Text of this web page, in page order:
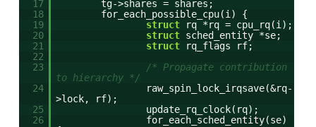
17
tg->shares = shares;
18
for_each_possible_cpu(i) {
19
struct
rq *rq = cpu_rq(i);
20
struct sched_entity *se;
21
struct
rq_flags rf;
22
23
/* Propagate contribution
to hierarchy */
24
raw_spin_lock_irqsave(&rq-
>lock, rf);
25
update_rq_clock(rq);
26
for_each_sched_entity(se)